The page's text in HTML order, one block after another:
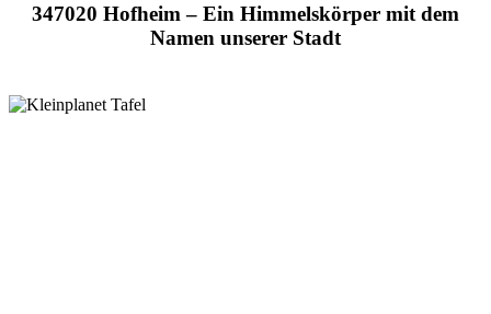
347020 Hofheim – Ein Himmelskörper mit dem
Namen unserer Stadt